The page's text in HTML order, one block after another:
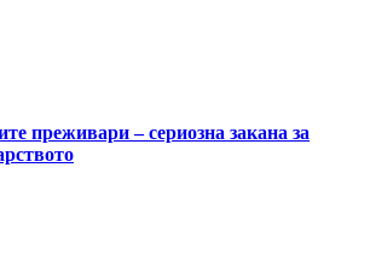
преживари – сериозна закана за